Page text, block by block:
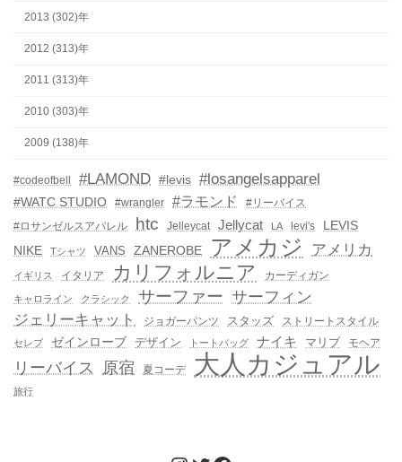
2013 (302)年
2012 (313)年
2011 (313)年
2010 (303)年
2009 (138)年
#codeofbell #LAMOND #levis #losangelsapparel
#WATC STUDIO #wrangler #ラモンド
#リーバイス
#ロサンゼルスアパレル
htc Jelleycat Jellycat LA levi's
LEVIS
NIKE
Tシャツ VANS ZANEROBE アメカジ アメリカ
イギリス イタリア カリフォルニア カーディガン
キャロライン クラシック サーファー サーフィン
ジェリーキャット
ジョガーパンツ スタッズ ストリートスタイル
セレブ ゼインローブ デザイン トートバッグ ナイキ マリブ モヘア
リーバイス 原宿 夏コーデ 大人カジュアル
旅行